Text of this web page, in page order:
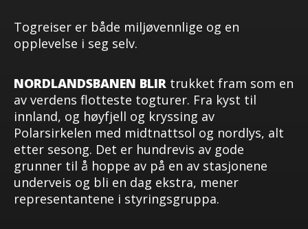
Togreiser er både miljøvennlige og en
opplevelse i seg selv.
NORDLANDSBANEN BLIR trukket fram som en
av verdens flotteste togturer. Fra kyst til
innland, og høyfjell og kryssing av
Polarsirkelen med midtnattsol og nordlys, alt
etter sesong. Det er hundrevis av gode
grunner til å hoppe av på en av stasjonene
underveis og bli en dag ekstra, mener
representantene i styringsgruppa.